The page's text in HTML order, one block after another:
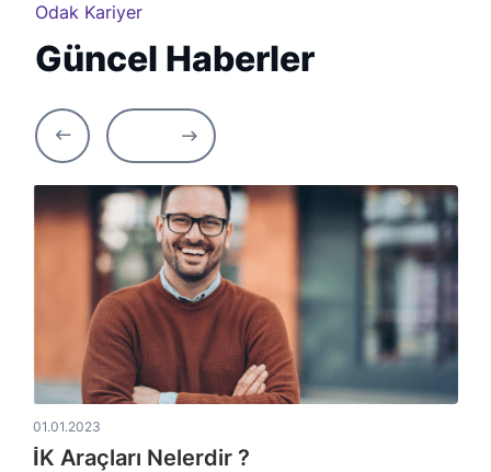
Odak Kariyer
Güncel Haberler
01.01.2023
İK Araçları Nelerdir ?